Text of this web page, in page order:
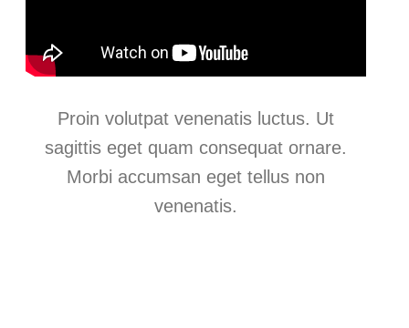
Proin volutpat venenatis luctus. Ut
sagittis eget quam consequat ornare.
Morbi accumsan eget tellus non
venenatis.